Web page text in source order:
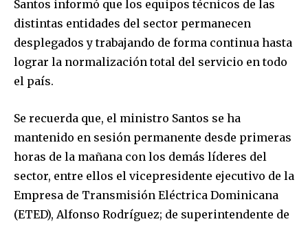
Santos informó que los equipos técnicos de las
distintas entidades del sector permanecen
desplegados y trabajando de forma continua hasta
lograr la normalización total del servicio en todo
el país.
Se recuerda que, el ministro Santos se ha
mantenido en sesión permanente desde primeras
horas de la mañana con los demás líderes del
sector, entre ellos el vicepresidente ejecutivo de la
Empresa de Transmisión Eléctrica Dominicana
(ETED), Alfonso Rodríguez; de superintendente de